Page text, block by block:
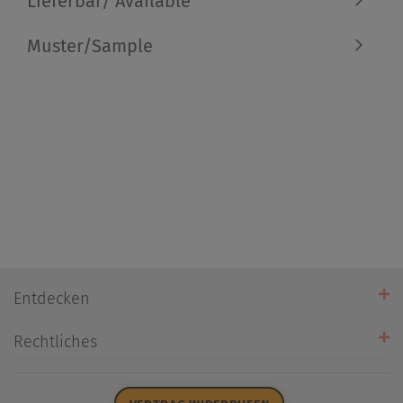
Muster/Sample
Entdecken
Öffnungszeiten
Rechtliches